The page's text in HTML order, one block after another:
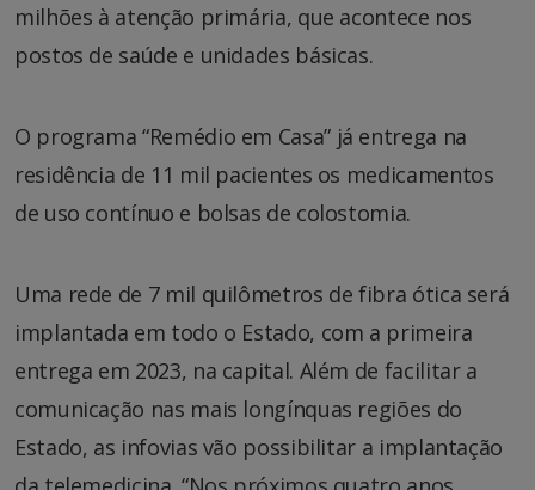
milhões à atenção primária, que acontece nos
postos de saúde e unidades básicas.
O programa “Remédio em Casa” já entrega na
residência de 11 mil pacientes os medicamentos
de uso contínuo e bolsas de colostomia.
Uma rede de 7 mil quilômetros de fibra ótica será
implantada em todo o Estado, com a primeira
entrega em 2023, na capital. Além de facilitar a
comunicação nas mais longínquas regiões do
Estado, as infovias vão possibilitar a implantação